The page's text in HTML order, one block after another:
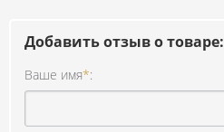
Добавить отзыв о товаре:
Ваше имя*: